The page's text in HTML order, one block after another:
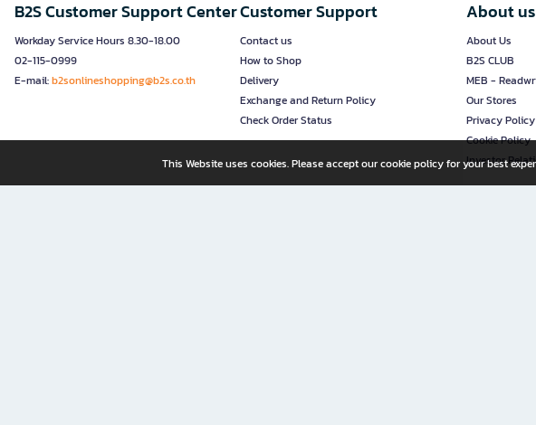
B2S Customer Support Center
Workday Service Hours 8.30-18.00
02-115-0999
E-mail:b2sonlineshopping@b2s.co.th
Customer Support
Contact us
How to Shop
Delivery
Exchange and Return Policy
Check Order Status
About us
About Us
B2S CLUB
MEB -
Our Stores
Privacy Policy
Cookie Policy
Investor
This Website uses cookies. Please accept our cookie policy for your best